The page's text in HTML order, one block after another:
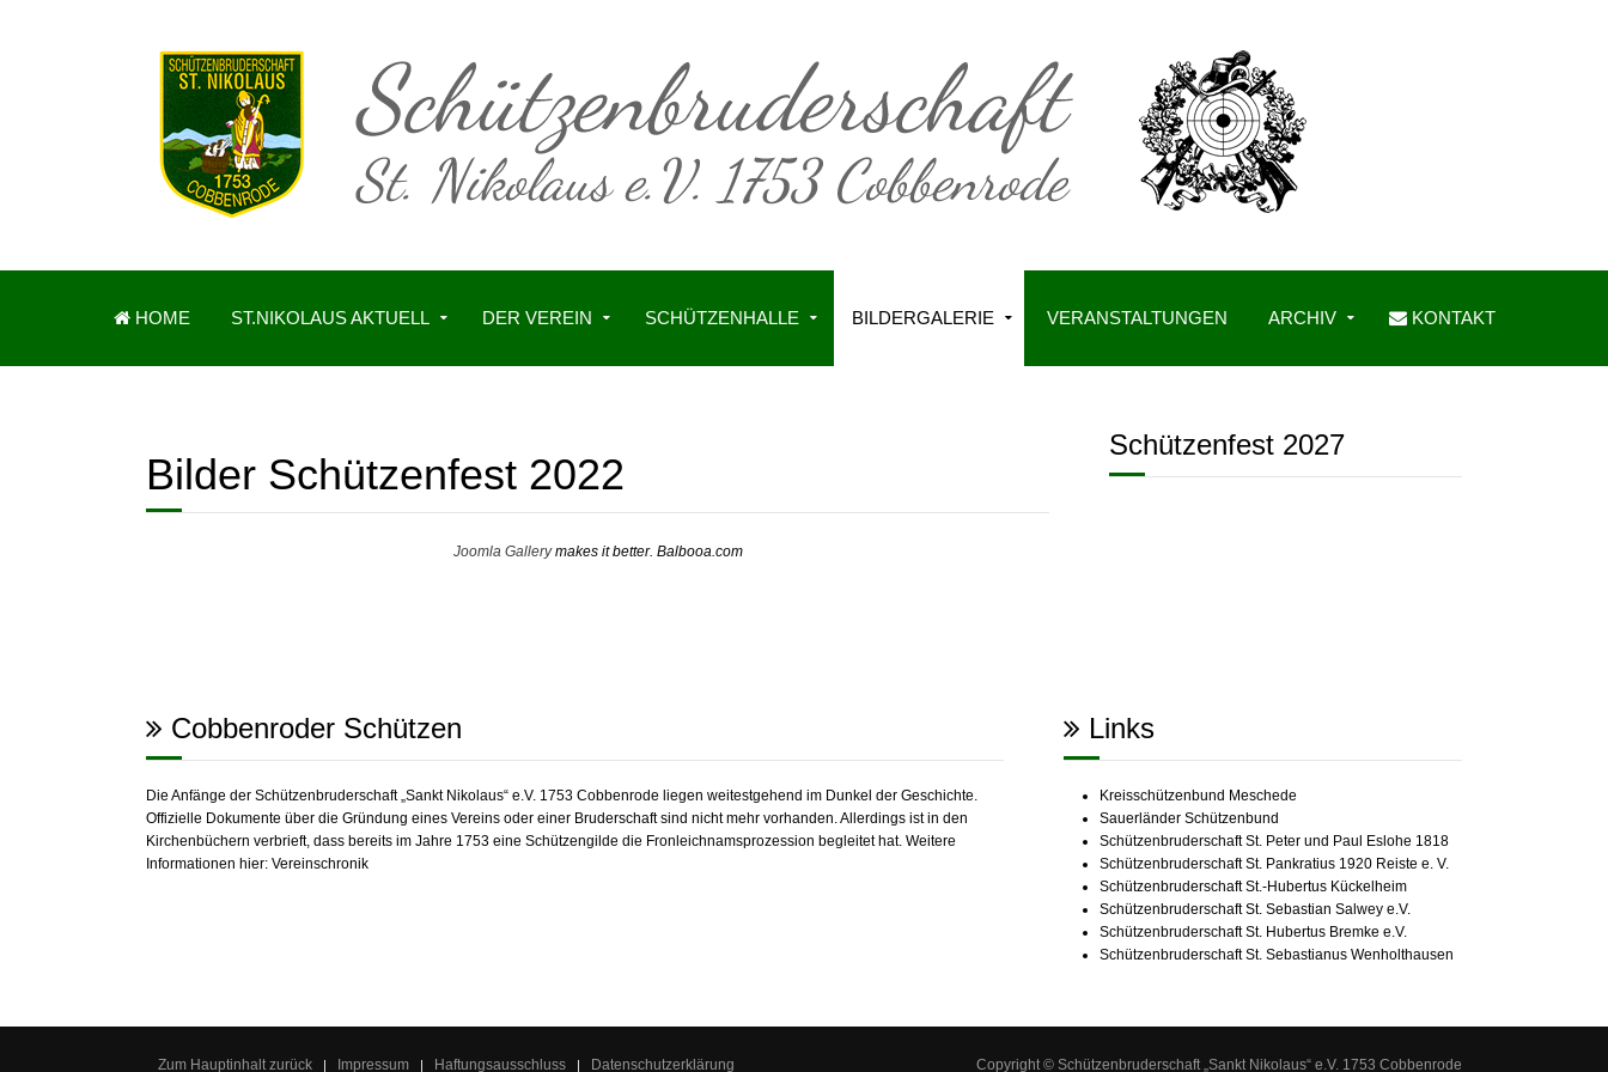
HOME ST.NIKOLAUS AKTUELL DER VEREIN SCHÜTZENHALLE BILDERGALERIE VERANSTALTUNGEN ARCHIV KONTAKT
Bilder Schützenfest 2022
Joomla Gallerymakes it better. Balbooa.com
Schützenfest 2027
Cobbenroder Schützen
Die Anfänge der Schützenbruderschaft „Sankt Nikolaus“ e.V. 1753 Cobbenrode liegen weitestgehend im Dunkel der Geschichte.
Offizielle Dokumente über die Gründung eines Vereins oder einer Bruderschaft sind nicht mehr vorhanden. Allerdings ist in den
Kirchenbüchern verbrieft, dass bereits im Jahre 1753 eine Schützengilde die Fronleichnamsprozession begleitet hat. Weitere
Informationen hier: Vereinschronik
Links
Kreisschützenbund Meschede
Sauerländer Schützenbund
Schützenbruderschaft St. Peter und Paul Eslohe 1818
Schützenbruderschaft St. Pankratius 1920 Reiste e. V.
Schützenbruderschaft St.-Hubertus Kückelheim
Schützenbruderschaft St. Sebastian Salwey e.V.
Schützenbruderschaft St. Hubertus Bremke e.V.
Schützenbruderschaft St. Sebastianus Wenholthausen
Zum Hauptinhalt zurück Impressum Haftungsausschluss Datenschutzerklärung Copyright © Schützenbruderschaft „Sankt Nikolaus“ e.V. 1753 Cobbenrode